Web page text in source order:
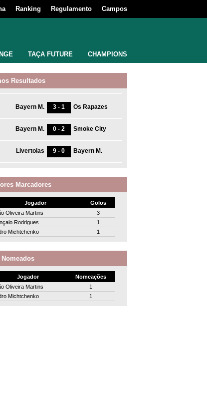
Ranking Regulamento Campos
TAÇA FUTURE CHAMPIONS
Resultados
Bayern M. 3 - 1 Os Rapazes
Bayern M. 0 - 2 Smoke City
Livertolas 9 - 0 Bayern M.
Marcadores
Jogador
Golos
Oliveira Martins
3
Rodrigues
1
Michtchenko
1
Nomeados
Jogador
Nomeações
Oliveira Martins
1
Michtchenko
1